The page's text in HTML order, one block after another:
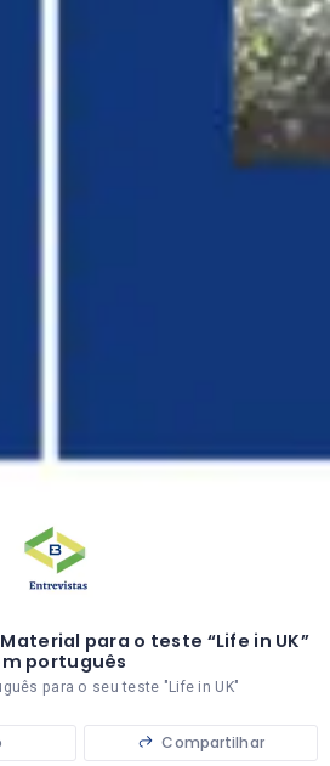
para o teste “Life in UK”
português
para o seu teste "Life in UK"
Compartilhar